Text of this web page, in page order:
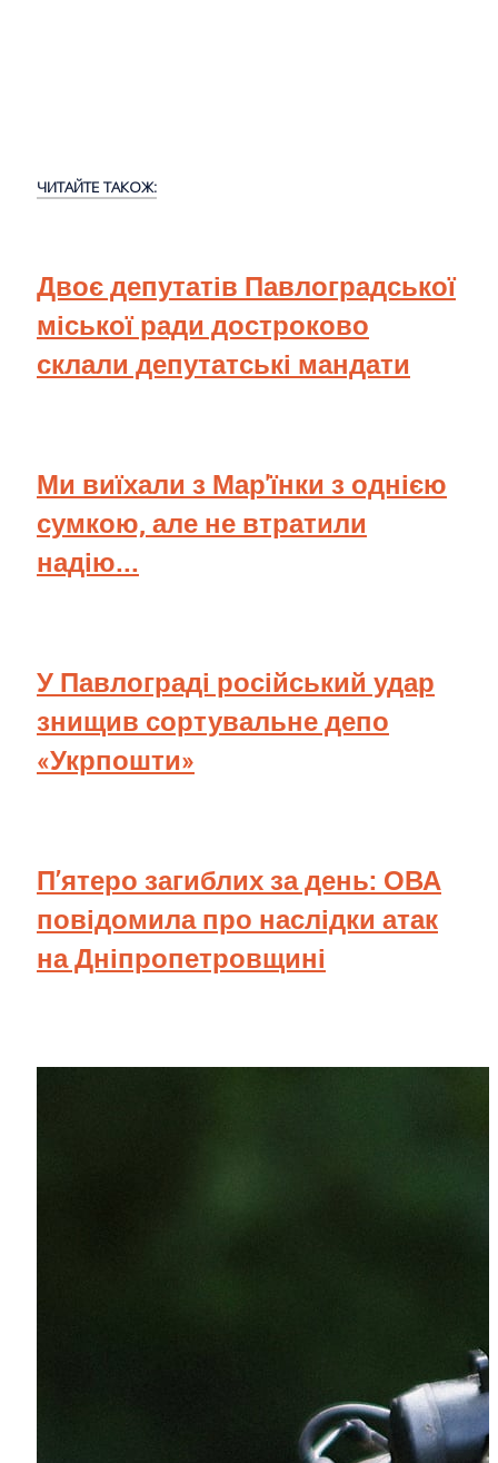
ЧИТАЙТЕ ТАКОЖ:
Двоє депутатів Павлоградської
міської ради достроково
склали депутатські мандати
Ми виїхали з Мар'їнки з однією
сумкою, але не втратили
надію...
У Павлограді російський удар
знищив сортувальне депо
«Укрпошти»
П’ятеро загиблих за день: ОВА
повідомила про наслідки атак
на Дніпропетровщині